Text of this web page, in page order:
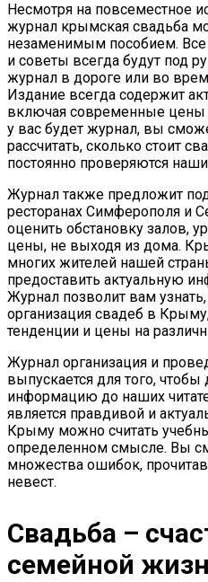
Несмотря на повсеместное
журнал крымская свадьба
незаменимым пособием. Все
и советы всегда будут под
журнал в дороге или во
Издание всегда содержит
включая современные цены
у вас будет журнал, вы
рассчитать, сколько стоит
постоянно проверяются
Журнал также предложит
ресторанах Симферополя и
оценить обстановку залов,
цены, не выходя из дома.
многих жителей нашей
предоставить актуальную
Журнал позволит вам
организация свадеб в
тенденции и цены на
Журнал организация и
выпускается для того,
информацию до наших
является правдивой и
Крыму можно считать
определенном смысле. Вы
множества ошибок,
невест.
Свадьба –
семейной